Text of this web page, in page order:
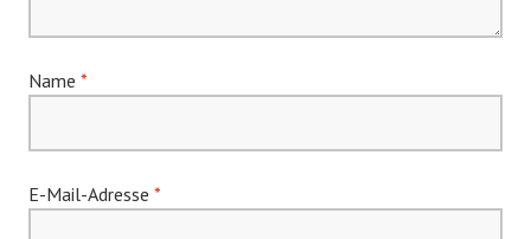
Name *
E-Mail-Adresse *